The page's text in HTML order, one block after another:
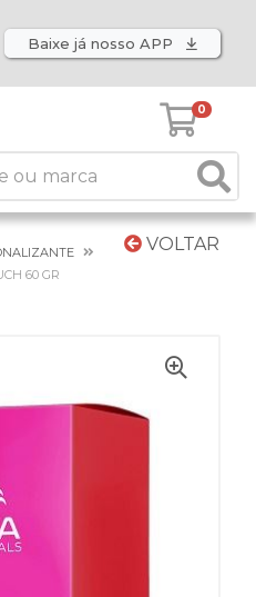
Baixe já nosso APP
0
VOLTAR
60 GR